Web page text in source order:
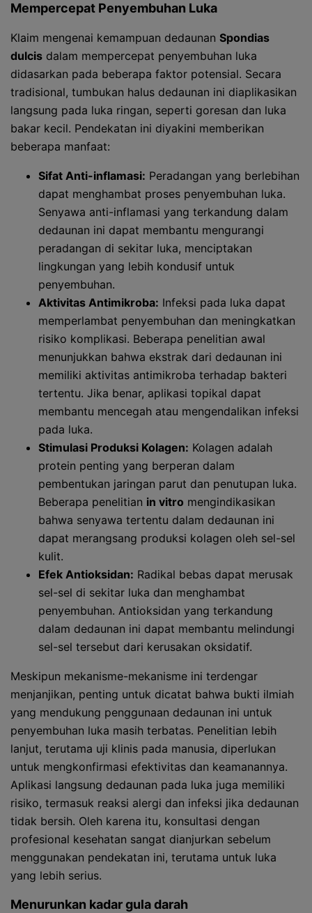
Mempercepat Penyembuhan Luka
Klaim mengenai kemampuan dedaunan Spondias
dulcis dalam mempercepat penyembuhan luka
didasarkan pada beberapa faktor potensial. Secara
tradisional, tumbukan halus dedaunan ini diaplikasikan
langsung pada luka ringan, seperti goresan dan luka
bakar kecil. Pendekatan ini diyakini memberikan
beberapa manfaat:
Sifat Anti-inflamasi: Peradangan yang berlebihan
dapat menghambat proses penyembuhan luka.
Senyawa anti-inflamasi yang terkandung dalam
dedaunan ini dapat membantu mengurangi
peradangan di sekitar luka, menciptakan
lingkungan yang lebih kondusif untuk
penyembuhan.
Aktivitas Antimikroba: Infeksi pada luka dapat
memperlambat penyembuhan dan meningkatkan
risiko komplikasi. Beberapa penelitian awal
menunjukkan bahwa ekstrak dari dedaunan ini
memiliki aktivitas antimikroba terhadap bakteri
tertentu. Jika benar, aplikasi topikal dapat
membantu mencegah atau mengendalikan infeksi
pada luka.
Stimulasi Produksi Kolagen: Kolagen adalah
protein penting yang berperan dalam
pembentukan jaringan parut dan penutupan luka.
Beberapa penelitian in vitro mengindikasikan
bahwa senyawa tertentu dalam dedaunan ini
dapat merangsang produksi kolagen oleh sel-sel
kulit.
Efek Antioksidan: Radikal bebas dapat merusak
sel-sel di sekitar luka dan menghambat
penyembuhan. Antioksidan yang terkandung
dalam dedaunan ini dapat membantu melindungi
sel-sel tersebut dari kerusakan oksidatif.
Meskipun mekanisme-mekanisme ini terdengar
menjanjikan, penting untuk dicatat bahwa bukti ilmiah
yang mendukung penggunaan dedaunan ini untuk
penyembuhan luka masih terbatas. Penelitian lebih
lanjut, terutama uji klinis pada manusia, diperlukan
untuk mengkonfirmasi efektivitas dan keamanannya.
Aplikasi langsung dedaunan pada luka juga memiliki
risiko, termasuk reaksi alergi dan infeksi jika dedaunan
tidak bersih. Oleh karena itu, konsultasi dengan
profesional kesehatan sangat dianjurkan sebelum
menggunakan pendekatan ini, terutama untuk luka
yang lebih serius.
Menurunkan kadar gula darah